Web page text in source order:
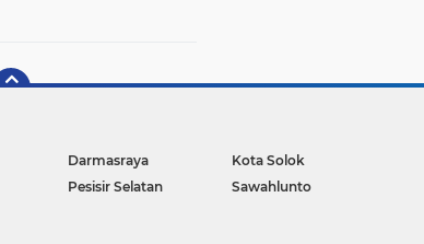
Darmasraya
Kota Solok
Pesisir Selatan
Sawahlunto